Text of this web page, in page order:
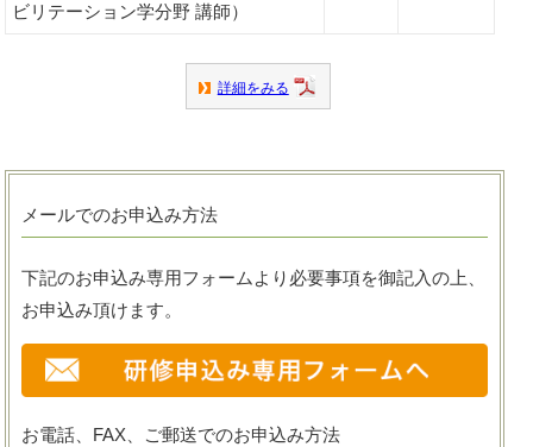
ビリテーション学分野 講師）
詳細をみる
メールでのお申込み方法
下記のお申込み専用フォームより必要事項を御記入の上、
お申込み頂けます。
お電話、FAX、ご郵送でのお申込み方法